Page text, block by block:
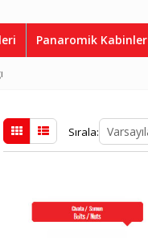
Panaromik Kabinler
Sırala: